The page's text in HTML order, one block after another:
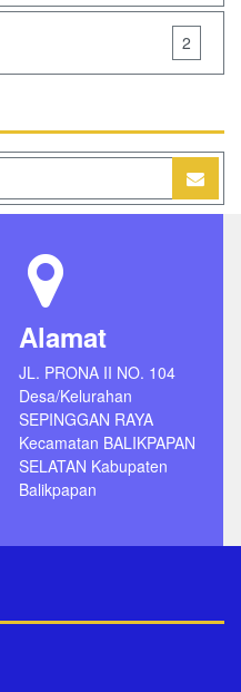
2
Alamat
JL. PRONA II NO. 104
Desa/Kelurahan
SEPINGGAN RAYA
Kecamatan BALIKPAPAN
SELATAN Kabupaten
Balikpapan